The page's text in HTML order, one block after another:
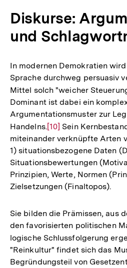
Diskurse:
und
In modernen Demokratien
Sprache durchweg persuasiv
Mittel solch "weicher
Dominant ist dabei ein
Argumentationsmuster zur
Handelns.Zur
Auflösung
der
Fußnote
[10] Sein
miteinander verknüpfte Arten
1) situationsbezogene Daten
Situationsbewertungen
Prinzipien, Werte, Normen
Zielsetzungen (Finaltopos).
Sie bilden die Prämissen, aus
den favorisierten politischen
logische Schlussfolgerung
"Reinkultur" findet sich das
Begründungsteil von